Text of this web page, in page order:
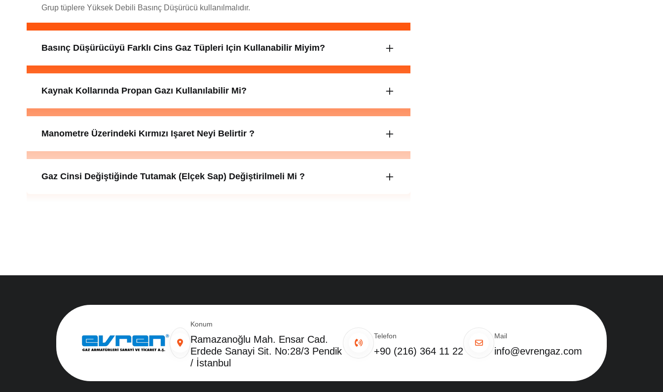
Grup tüplere Yüksek Debili Basınç Düşürücü kullanılmalıdır.
Basınç Düşürücüyü Farklı Cins Gaz Tüpleri Için Kullanabilir Miyim?
Kaynak Kollarında Propan Gazı Kullanılabilir Mi?
Manometre Üzerindeki Kırmızı Işaret Neyi Belirtir ?
Gaz Cinsi Değiştiğinde Tutamak (elçek Sap) Değiştirilmeli Mi ?
Konum
Ramazanoğlu Mah. Ensar Cad.
Erdede Sanayi Sit. No:28/3 Pendik
/ İstanbul
Telefon
+90 (216) 364 11 22
Mail
info@evrengaz.com